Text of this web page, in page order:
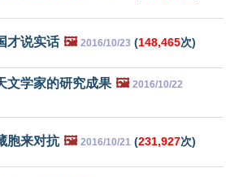
才说实话 🖼️ 2016/10/23 (148,465次)
文学家的研究成果 🖼️ 2016/10/22
胞来对抗 🖼️ 2016/10/21 (231,927次)